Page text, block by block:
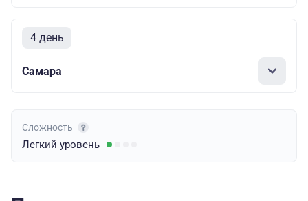
4 день
Самара
Сложность
Легкий уровень